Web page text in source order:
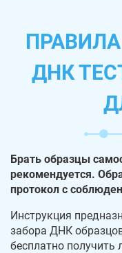
ДНК
Брать образцы
рекомендуется.
протокол с
Инструкция
забора ДНК
бесплатно получить